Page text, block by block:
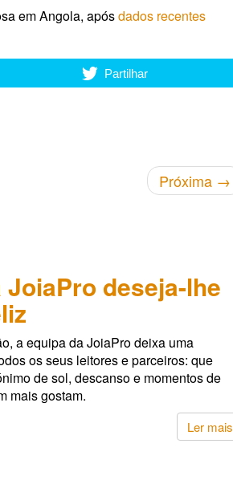
em Angola, apósdados recentes
Partilhar
Próxima →
deseja-lhe
a equipa da JoiaPro deixa uma
os seus leitores e parceiros: que
de sol, descanso e momentos de
mais gostam.
Ler mais